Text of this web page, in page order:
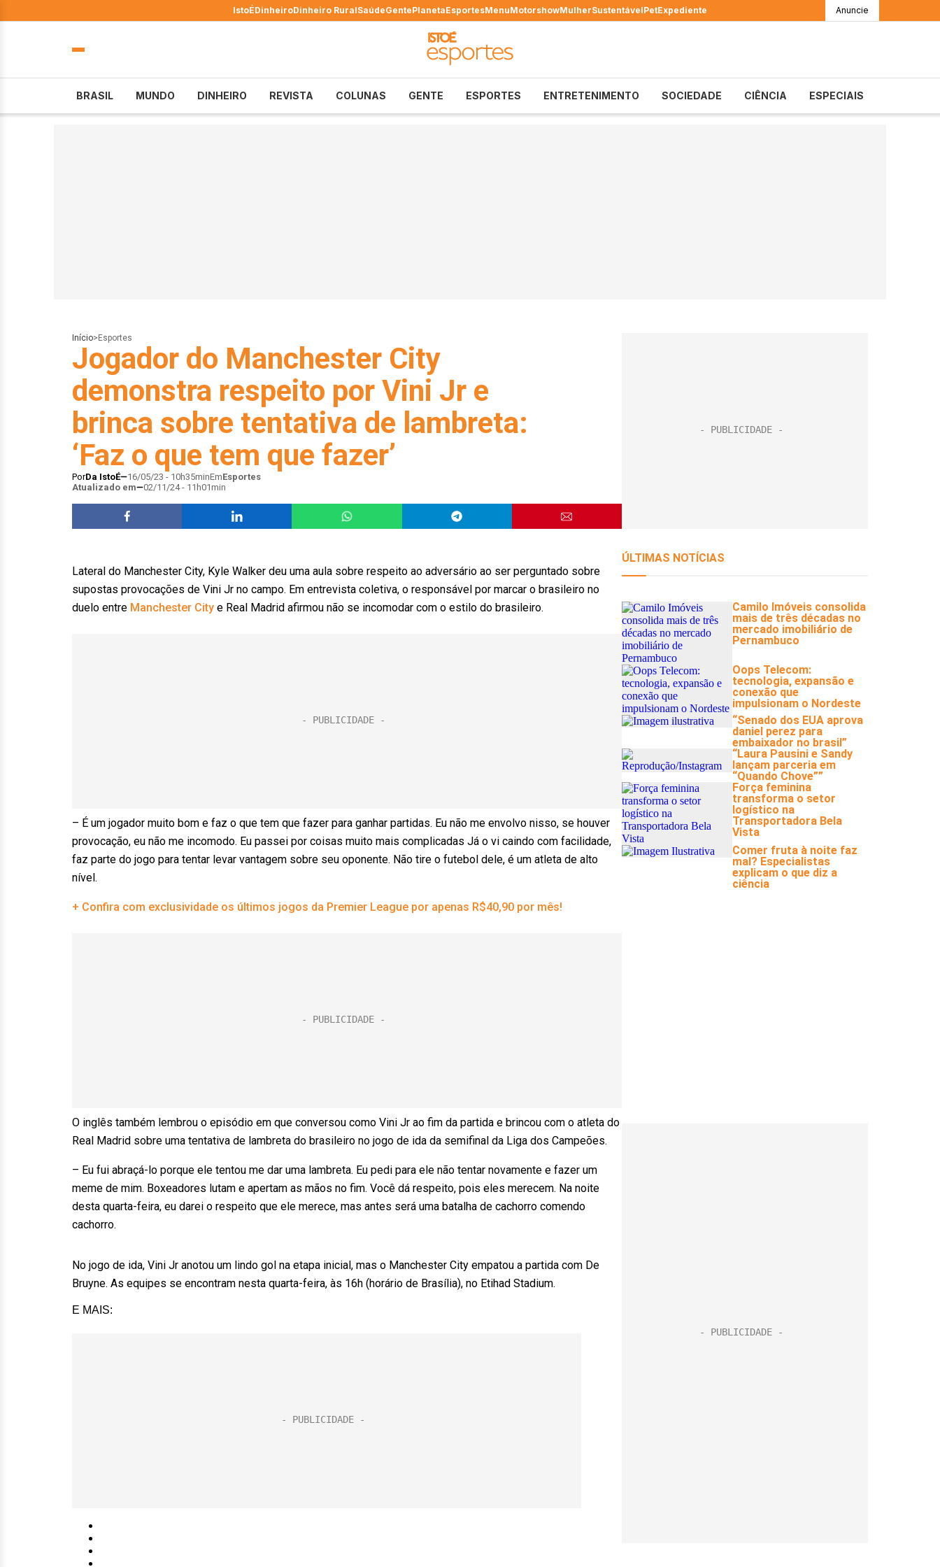
IstoÉDinheiroDinheiro RuralSaúdeGentePlanetaEsportesMenuMotorshowMulherSustentávelPetExpediente Anuncie
BRASIL MUNDO DINHEIRO REVISTA COLUNAS GENTE ESPORTES ENTRETENIMENTO SOCIEDADE CIÊNCIA ESPECIAIS
Início> Esportes
Jogador do Manchester City
demonstra respeito por Vini Jr e
brinca sobre tentativa de lambreta:
‘Faz o que tem que fazer’
PorDa IstoÉ 16/05/23 - 10h35minEmEsportes
Atualizado em
02/11/24 - 11h01min
Lateral do Manchester City, Kyle Walker deu uma aula sobre respeito ao adversário ao ser perguntado sobre
supostas provocações de Vini Jr no campo. Em entrevista coletiva, o responsável por marcar o brasileiro no
duelo entre Manchester City e Real Madrid afirmou não se incomodar com o estilo do brasileiro.
– É um jogador muito bom e faz o que tem que fazer para ganhar partidas. Eu não me envolvo nisso, se houver
provocação, eu não me incomodo. Eu passei por coisas muito mais complicadas Já o vi caindo com facilidade,
faz parte do jogo para tentar levar vantagem sobre seu oponente. Não tire o futebol dele, é um atleta de alto
nível.
+ Confira com exclusividade os últimos jogos da Premier League por apenas R$40,90 por mês!
O inglês também lembrou o episódio em que conversou como Vini Jr ao fim da partida e brincou com o atleta do
Real Madrid sobre uma tentativa de lambreta do brasileiro no jogo de ida da semifinal da Liga dos Campeões.
– Eu fui abraçá-lo porque ele tentou me dar uma lambreta. Eu pedi para ele não tentar novamente e fazer um
meme de mim. Boxeadores lutam e apertam as mãos no fim. Você dá respeito, pois eles merecem. Na noite
desta quarta-feira, eu darei o respeito que ele merece, mas antes será uma batalha de cachorro comendo
cachorro.
No jogo de ida, Vini Jr anotou um lindo gol na etapa inicial, mas o Manchester City empatou a partida com De
Bruyne. As equipes se encontram nesta quarta-feira, às 16h (horário de Brasília), no Etihad Stadium.
E MAIS: